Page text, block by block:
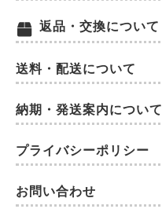
返品・交換について
送料・配送について
納期・発送案内について
プライバシーポリシー
お問い合わせ